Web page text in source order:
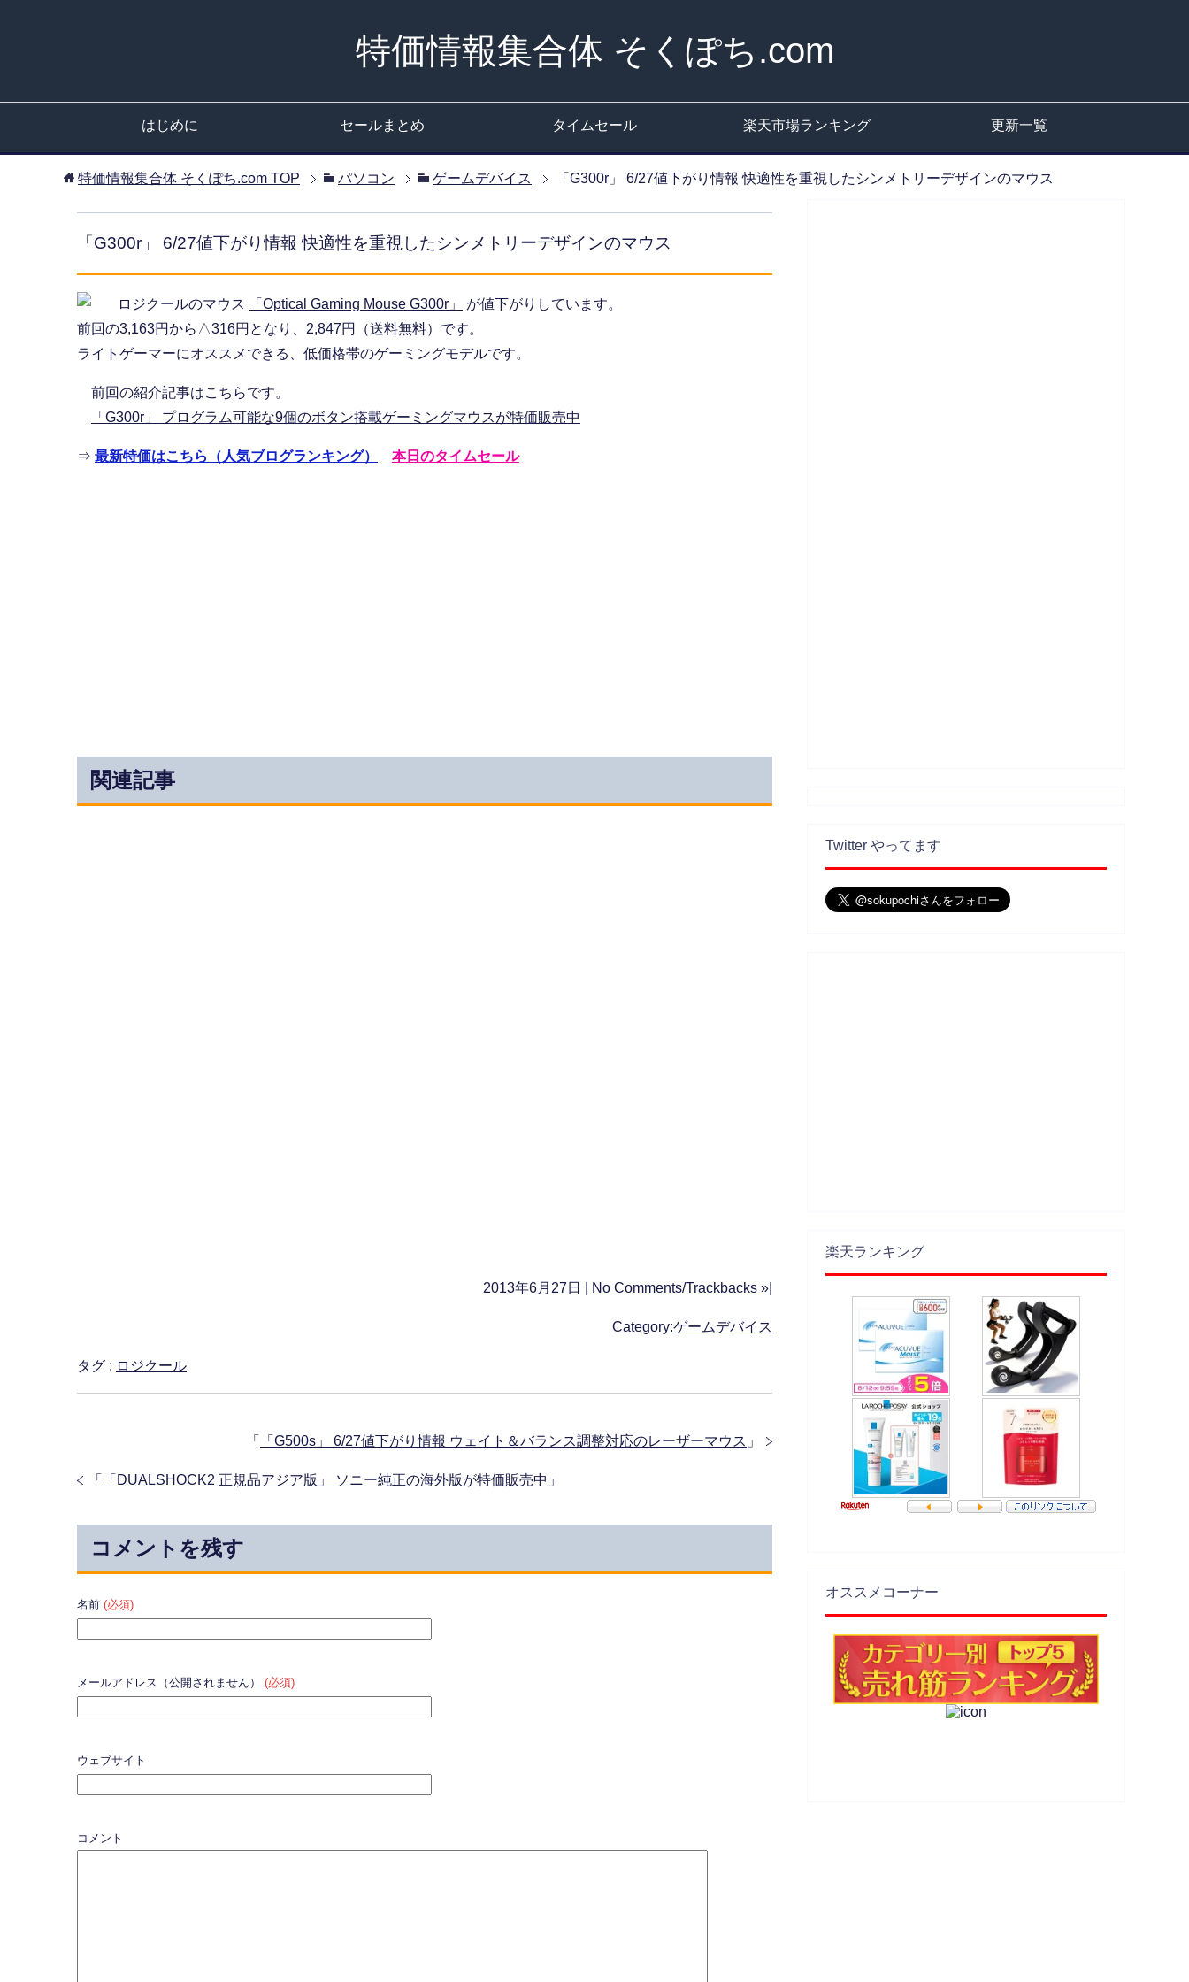
特価情報集合体 そくぽち.com
はじめに セールまとめ タイムセール 楽天市場ランキング 更新一覧
特価情報集合体 そくぽち.com TOP パソコン ゲームデバイス 「G300r」 6/27値下がり情報 快適性を重視したシンメトリーデザインのマウス
「G300r」 6/27値下がり情報 快適性を重視したシンメトリーデザインのマウス
ロジクールのマウス 「Optical Gaming Mouse G300r」
が値下がりしています。
前回の3,163円から△316円となり、2,847円（送料無料）です。
ライトゲーマーにオススメできる、低価格帯のゲーミングモデルです。
前回の紹介記事はこちらです。
「G300r」 プログラム可能な9個のボタン搭載ゲーミングマウスが特価販売中
⇒ 最新特価はこちら（人気ブログランキング） 本日のタイムセール
関連記事
2013年6月27日 | No Comments/Trackbacks »
Category:ゲームデバイス
タグ : ロジクール
「 「G500s」 6/27値下がり情報 ウェイト＆バランス調整対応のレーザーマウス 」
「 「DUALSHOCK2 正規品アジア版」 ソニー純正の海外版が特価販売中 」
コメントを残す
名前 (必須)
メールアドレス（公開されません） (必須)
ウェブサイト
コメント
Twitter やってます
楽天ランキング
オススメコーナー